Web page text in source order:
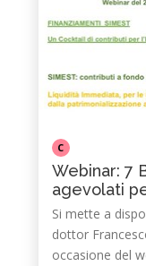
C
Webinar: 7
agevolati
Si mette a
dottor
occasione del